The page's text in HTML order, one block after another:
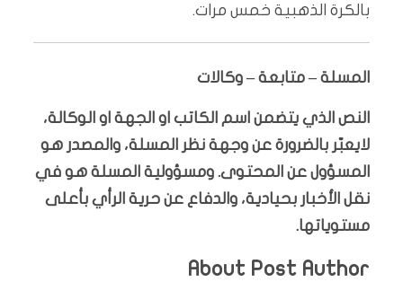
بالكرة الذهبية خمس مرات.
المسلة – متابعة – وكالات
النص الذي يتضمن اسم الكاتب او الجهة او الوكالة،
لايعبّر بالضرورة عن وجهة نظر المسلة، والمصدر هو
المسؤول عن المحتوى. ومسؤولية المسلة هو في
نقل الأخبار بحيادية، والدفاع عن حرية الرأي بأعلى
مستوياتها.
About Post Author